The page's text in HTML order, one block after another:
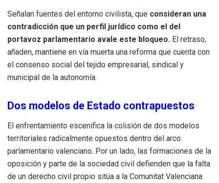
Señalan fuentes del entorno civilista, que consideran una
contradicción que un perfil jurídico como el del
portavoz parlamentario avale este bloqueo. El retraso,
añaden, mantiene en vía muerta una reforma que cuenta con
el consenso social del tejido empresarial, sindical y
municipal de la autonomía.
Dos modelos de Estado contrapuestos
El enfrentamiento escenifica la colisión de dos modelos
territoriales radicalmente opuestos dentro del arco
parlamentario valenciano. Por un lado, las formaciones de la
oposición y parte de la sociedad civil defienden que la falta
de un derecho civil propio sitúa a la Comunitat Valenciana